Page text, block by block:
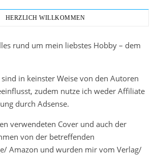
HERZLICH WILLKOMMEN
rund um mein liebstes Hobby – dem
sind in keinster Weise von den Autoren
zudem nutze ich weder Affiliate
durch Adsense.
verwendeten Cover und auch der
von der betreffenden
Amazon und wurden mir vom Verlag/